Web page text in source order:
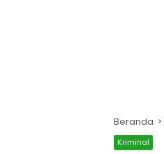
Beranda
Kriminal